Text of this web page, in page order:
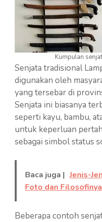
Kumpulan
Senjata tradisional
digunakan oleh
yang tersebar di
Senjata ini biasanya
seperti kayu, bambu,
untuk keperluan
sebagai simbol status
Baca juga | Jenis-
Foto dan Filosofinya
Beberapa contoh